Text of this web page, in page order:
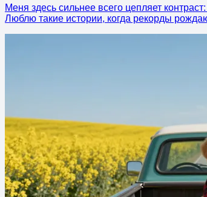
Меня здесь сильнее всего цепляет
Люблю такие истории, когда рекорды